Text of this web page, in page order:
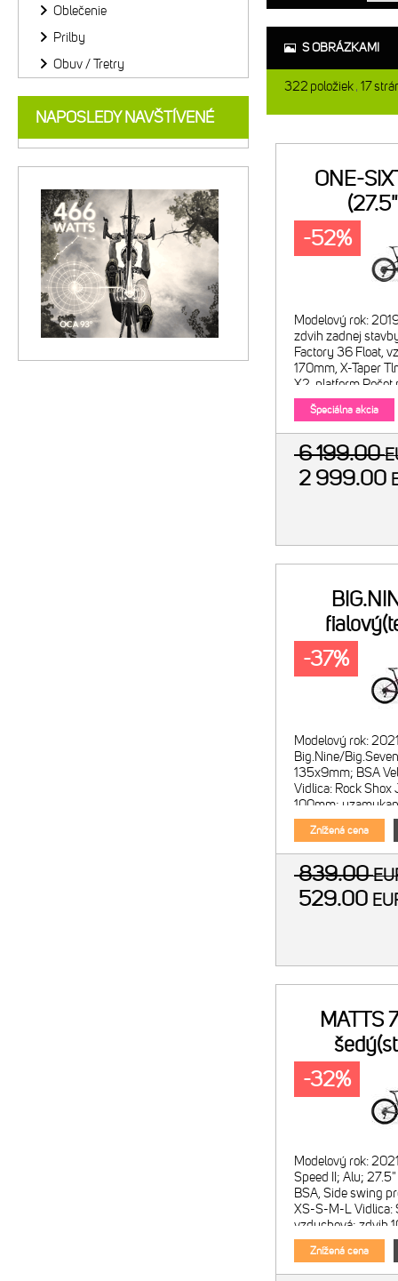
S OBRÁZKAMI
322 položiek 17
ONE-
Modelový rok:
zdvih zadnej
Factory 36 Float,
170mm, X-Taper
X2, platform Počet
Špeciálna akcia
-52%
6 199.00
2 999.00
Modelový rok:
Big.Nine/
135x9mm; BSA
Vidlica: Rock
100mm;
vidlice Počet
Znížená cena
-37%
839.00
529.00
MATTS
Modelový rok:
Speed II; Alu;
BSA, Side swing
XS-S-M-L Vidlica:
vzduchová; zdvih
42mm offset
Znížená cena
-32%
Oblečenie
Prilby
Obuv / Tretry
NAPOSLEDY NAVŠTÍVENÉ